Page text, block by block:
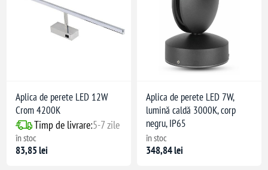
Aplica de perete LED 12W
Crom 4200K
Timp de livrare:5-7 zile
în stoc
83,85 lei
Aplica de perete LED 7W,
lumină caldă 3000K, corp
negru, IP65
în stoc
348,84 lei